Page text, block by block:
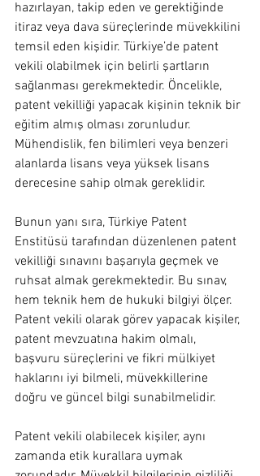
hazırlayan, takip eden ve gerektiğinde
itiraz veya dava süreçlerinde müvekkilini
temsil eden kişidir. Türkiye’de patent
vekili olabilmek için belirli şartların
sağlanması gerekmektedir. Öncelikle,
patent vekilliği yapacak kişinin teknik bir
eğitim almış olması zorunludur.
Mühendislik, fen bilimleri veya benzeri
alanlarda lisans veya yüksek lisans
derecesine sahip olmak gereklidir.
Bunun yanı sıra, Türkiye Patent
Enstitüsü tarafından düzenlenen patent
vekilliği sınavını başarıyla geçmek ve
ruhsat almak gerekmektedir. Bu sınav,
hem teknik hem de hukuki bilgiyi ölçer.
Patent vekili olarak görev yapacak kişiler,
patent mevzuatına hakim olmalı,
başvuru süreçlerini ve fikri mülkiyet
haklarını iyi bilmeli, müvekkillerine
doğru ve güncel bilgi sunabilmelidir.
Patent vekili olabilecek kişiler, aynı
zamanda etik kurallara uymak